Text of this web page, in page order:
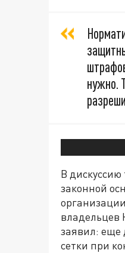
нужно.
В
законной
владельцев
заявил: еще
сетки при